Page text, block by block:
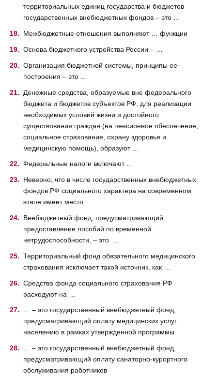
территориальных единиц государства и бюджетов
государственных внебюджетных фондов – это …
Межбюджетные отношения выполняют … функции
Основа бюджетного устройства России – …
Организация бюджетной системы, принципы ее
построения – это …
Денежные средства, образуемые вне федерального
бюджета и бюджетов субъектов РФ, для реализации
необходимых условий жизни и достойного
существования граждан (на пенсионное обеспечение,
социальное страхование, охрану здоровья и
медицинскую помощь), образуют …
Федеральные налоги включают …
Неверно, что в числе государственных внебюджетных
фондов РФ социального характера на современном
этапе имеет место …
Внебюджетный фонд, предусматривающий
предоставление пособий по временной
нетрудоспособности, – это …
Территориальный фонд обязательного медицинского
страхования исключает такой источник, как …
Средства фонда социального страхования РФ
расходуют на …
… – это государственный внебюджетный фонд,
предусматривающий оплату медицинских услуг
населению в рамках утвержденной программы
… – это государственный внебюджетный фонд,
предусматривающий оплату санаторно-курортного
обслуживания работников